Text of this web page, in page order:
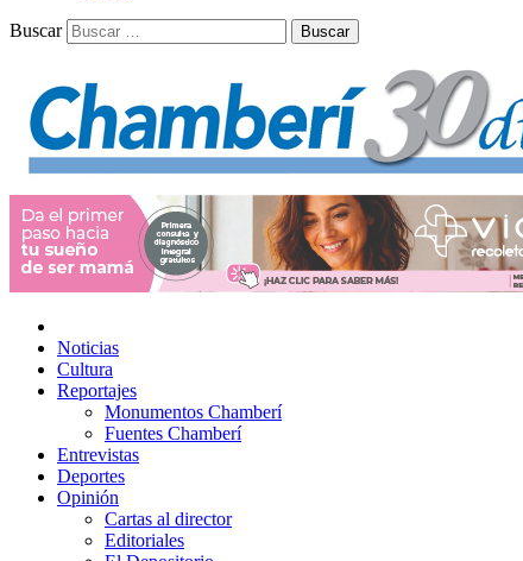
Buscar
Noticias
Cultura
Reportajes
Monumentos Chamberí
Fuentes Chamberí
Entrevistas
Deportes
Opinión
Cartas al director
Editoriales